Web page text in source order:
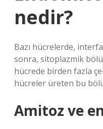
nedir?
Bazı hücrelerde,
sonra, sitoplazmik
hücrede birden fazla
hücreler üreten bu
Amitoz ve